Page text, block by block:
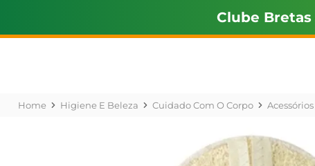
Clube Bretas
Higiene E Beleza Cuidado Com O Corpo Acessórios